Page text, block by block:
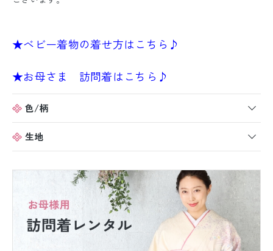
★ベビー着物の着せ方はこちら♪
★お母さま 訪問着はこちら♪
色/柄
生地